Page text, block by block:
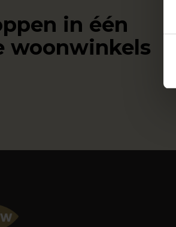
in één
woonwinkels